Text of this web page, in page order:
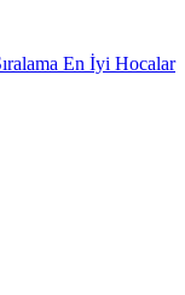
En İyi Hocalar